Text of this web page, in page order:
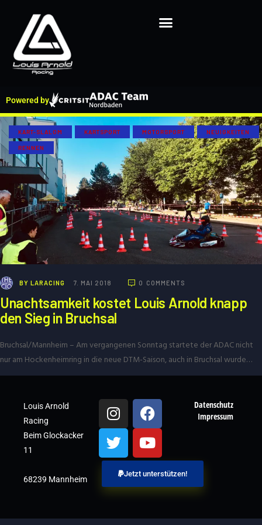
Powered by
KART-SLALOM KARTSPORT MOTORSPORT NEUIGKEITEN
RENNEN
BY LARACING 7. MAI 2018 0 COMMENTS
Unachtsamkeit kostet Louis Arnold knapp
den Sieg in Bruchsal
Bruchsal/Mannheim – Am vergangenen Sonntag startete der ADAC nicht
nur am Hockenheimring in die neue DTM-Saison, auch in Bruchsal wurde…
Louis Arnold
Racing
Beim Glockacker
11
68239 Mannheim
Jetzt unterstützen!
Datenschutz
Impressum